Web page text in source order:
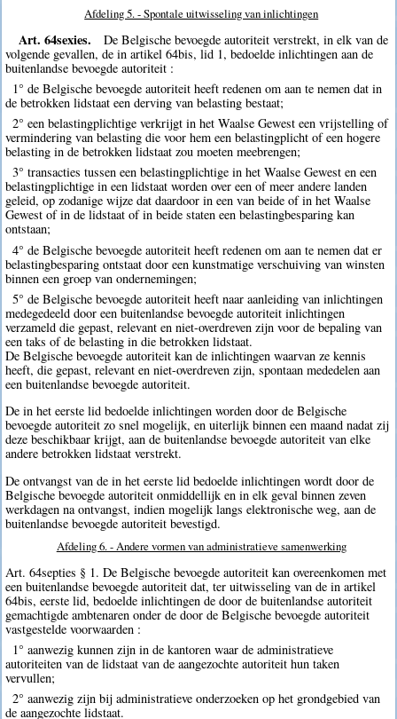
Afdeling 5. - Spontale uitwisseling van inlichtingen
Art. 64sexies.
De Belgische bevoegde autoriteit verstrekt, in elk van de
volgende gevallen, de in artikel 64bis, lid 1, bedoelde inlichtingen aan de
buitenlandse bevoegde autoriteit :
1° de Belgische bevoegde autoriteit heeft redenen om aan te nemen dat in
de betrokken lidstaat een derving van belasting bestaat;
2° een belastingplichtige verkrijgt in het Waalse Gewest een vrijstelling of
vermindering van belasting die voor hem een belastingplicht of een hogere
belasting in de betrokken lidstaat zou moeten meebrengen;
3° transacties tussen een belastingplichtige in het Waalse Gewest en een
belastingplichtige in een lidstaat worden over een of meer andere landen
geleid, op zodanige wijze dat daardoor in een van beide of in het Waalse
Gewest of in de lidstaat of in beide staten een belastingbesparing kan
ontstaan;
4° de Belgische bevoegde autoriteit heeft redenen om aan te nemen dat er
belastingbesparing ontstaat door een kunstmatige verschuiving van winsten
binnen een groep van ondernemingen;
5° de Belgische bevoegde autoriteit heeft naar aanleiding van inlichtingen
medegedeeld door een buitenlandse bevoegde autoriteit inlichtingen
verzameld die gepast, relevant en niet-overdreven zijn voor de bepaling van
een taks of de belasting in die betrokken lidstaat.
De Belgische bevoegde autoriteit kan de inlichtingen waarvan ze kennis
heeft, die gepast, relevant en niet-overdreven zijn, spontaan mededelen aan
een buitenlandse bevoegde autoriteit.
De in het eerste lid bedoelde inlichtingen worden door de Belgische
bevoegde autoriteit zo snel mogelijk, en uiterlijk binnen een maand nadat zij
deze beschikbaar krijgt, aan de buitenlandse bevoegde autoriteit van elke
andere betrokken lidstaat verstrekt.
De ontvangst van de in het eerste lid bedoelde inlichtingen wordt door de
Belgische bevoegde autoriteit onmiddellijk en in elk geval binnen zeven
werkdagen na ontvangst, indien mogelijk langs elektronische weg, aan de
buitenlandse bevoegde autoriteit bevestigd.
Afdeling 6. - Andere vormen van administratieve samenwerking
Art. 64septies § 1. De Belgische bevoegde autoriteit kan overeenkomen met
een buitenlandse bevoegde autoriteit dat, ter uitwisseling van de in artikel
64bis, eerste lid, bedoelde inlichtingen de door de buitenlandse autoriteit
gemachtigde ambtenaren onder de door de Belgische bevoegde autoriteit
vastgestelde voorwaarden :
1° aanwezig kunnen zijn in de kantoren waar de administratieve
autoriteiten van de lidstaat van de aangezochte autoriteit hun taken
vervullen;
2° aanwezig zijn bij administratieve onderzoeken op het grondgebied van
de aangezochte lidstaat.